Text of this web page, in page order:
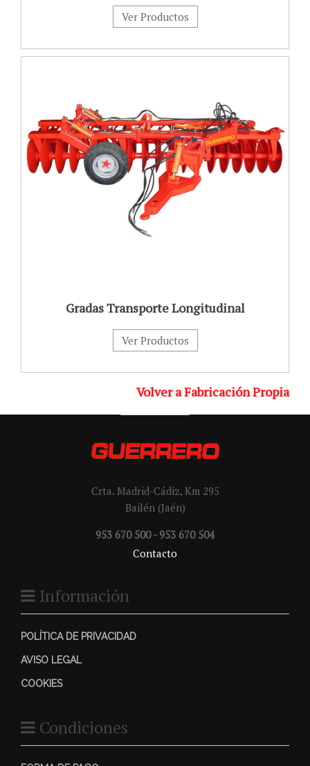
Ver Productos
Gradas Transporte Longitudinal
Ver Productos
Volver a Fabricación Propia
Crta. Madrid-Cádiz, Km 295
Bailén (Jaén)
953 670 500 - 953 670 504
Contacto
Información
POLÍTICA DE PRIVACIDAD
AVISO LEGAL
COOKIES
Condiciones